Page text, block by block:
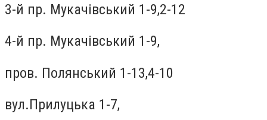
3-й пр. Мукачiвський 1-9,2-12
4-й пр. Мукачiвський 1-9,
пров. Полянський 1-13,4-10
вул.Прилуцька 1-7,